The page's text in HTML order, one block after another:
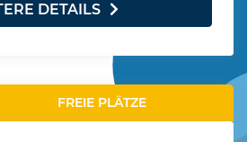
DETAILS
FREIE PLÄTZE